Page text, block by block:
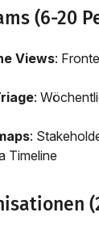
(6-20
Views:
:
:
Timeline